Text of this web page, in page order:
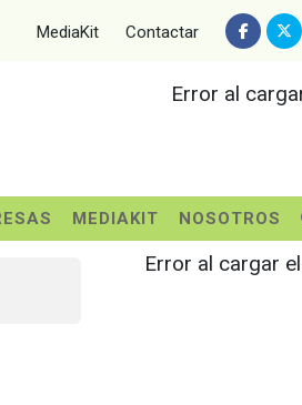
MediaKit Contactar
Error al
MEDIAKIT NOSOTROS
Error al cargar